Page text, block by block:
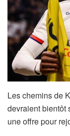
Les chemins de
devraient bientôt
une offre pour